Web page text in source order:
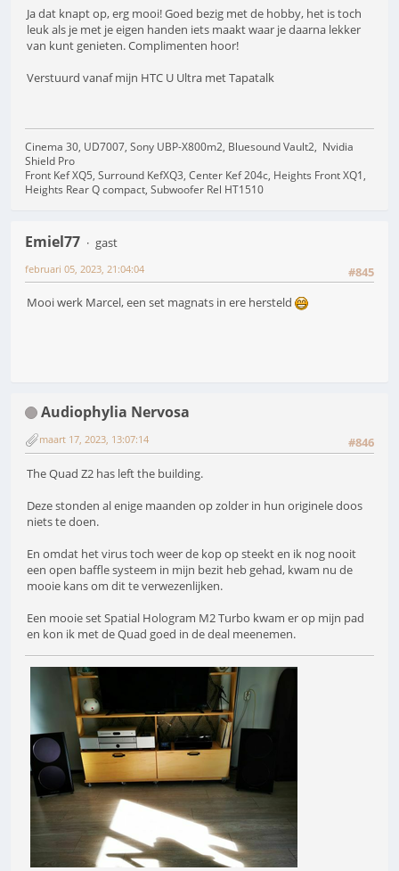
Ja dat knapt op, erg mooi! Goed bezig met de hobby, het is toch
leuk als je met je eigen handen iets maakt waar je daarna lekker
van kunt genieten. Complimenten hoor!
Verstuurd vanaf mijn HTC U Ultra met Tapatalk
Cinema 30, UD7007, Sony UBP-X800m2, Bluesound Vault2, Nvidia
Shield Pro
Front Kef XQ5, Surround KefXQ3, Center Kef 204c, Heights Front XQ1,
Heights Rear Q compact, Subwoofer Rel HT1510
Emiel77
gast
#845
februari 05, 2023, 21:04:04
Mooi werk Marcel, een set magnats in ere hersteld
Audiophylia Nervosa
#846
maart 17, 2023, 13:07:14
The Quad Z2 has left the building.
Deze stonden al enige maanden op zolder in hun originele doos
niets te doen.
En omdat het virus toch weer de kop op steekt en ik nog nooit
een open baffle systeem in mijn bezit heb gehad, kwam nu de
mooie kans om dit te verwezenlijken.
Een mooie set Spatial Hologram M2 Turbo kwam er op mijn pad
en kon ik met de Quad goed in de deal meenemen.